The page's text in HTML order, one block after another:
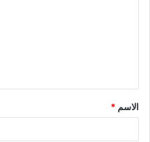
ق
*
الاسم *